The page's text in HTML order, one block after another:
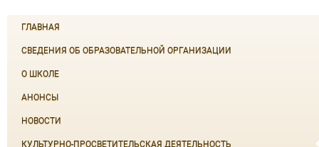
ГЛАВНАЯ
СВЕДЕНИЯ ОБ ОБРАЗОВАТЕЛЬНОЙ ОРГАНИЗАЦИИ
О ШКОЛЕ
АНОНСЫ
НОВОСТИ
КУЛЬТУРНО-ПРОСВЕТИТЕЛЬСКАЯ ДЕЯТЕЛЬНОСТЬ